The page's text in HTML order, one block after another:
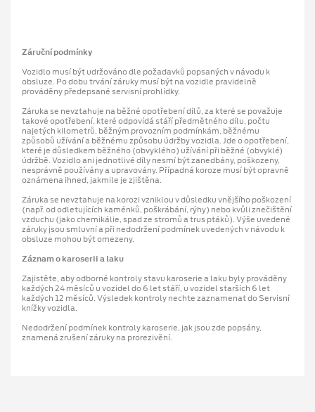
Záruční podmínky
Vozidlo musí být udržováno dle požadavků popsaných v návodu k
obsluze. Po dobu trvání záruky musí být na vozidle pravidelně
prováděny předepsané servisní prohlídky.
Záruka se nevztahuje na běžné opotřebení dílů, za které se považuje
takové opotřebení, které odpovídá stáří předmětného dílu, počtu
najetých kilometrů, běžným provozním podmínkám, běžnému
způsobů užívání a běžnému způsobu údržby vozidla. Jde o opotřebení,
které je důsledkem běžného (obvyklého) užívání při běžné (obvyklé)
údržbě. Vozidlo ani jednotlivé díly nesmí být zanedbány, poškozeny,
nesprávně používány a upravovány. Případná koroze musí být opravně
oznámena ihned, jakmile je zjištěna.
Záruka se nevztahuje na korozi vzniklou v důsledku vnějšího poškození
(např. od odletujících kaménků, poškrábání, rýhy) nebo kvůli znečištění
vzduchu (jako chemikálie, spad ze stromů a trus ptáků). Výše uvedené
záruky jsou smluvní a při nedodržení podmínek uvedených v návodu k
obsluze mohou být omezeny.
Záznam o karoserii a laku
Zajistěte, aby odborné kontroly stavu karoserie a laku byly prováděny
každých 24 měsíců u vozidel do 6 let stáří, u vozidel starších 6 let
každých 12 měsíců. Výsledek kontroly nechte zaznamenat do Servisní
knížky vozidla.
Nedodržení podmínek kontroly karoserie, jak jsou zde popsány,
znamená zrušení záruky na prorezivění.